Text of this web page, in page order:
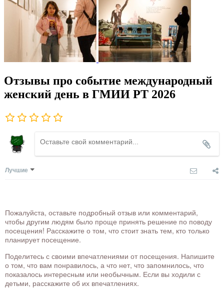
Отзывы про событие международный
женский день в ГМИИ РТ 2026
Лучшие
Пожалуйста, оставьте подробный отзыв или комментарий,
чтобы другим людям было проще принять решение по поводу
посещения! Расскажите о том, что стоит знать тем, кто только
планирует посещение.
Поделитесь с своими впечатлениями от посещения. Напишите
о том, что вам понравилось, а что нет, что запомнилось, что
показалось интересным или необычным. Если вы ходили с
детьми, расскажите об их впечатлениях.